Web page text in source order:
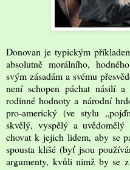
Donovan je typickým
absolutně morálního,
svým zásadám a svému
není schopen páchat násilí
rodinné hodnoty a národní
pro-americký (ve stylu
skvělý, vyspělý a
chovat k jejich lidem, aby se
spousta klišé (byť jsou
argumenty, kvůli nimž by se